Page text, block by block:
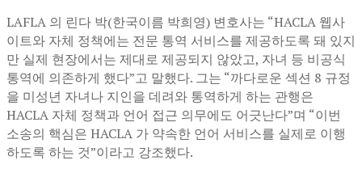
LAFLA 의 린다 박(한국이름 박희영) 변호사는 “HACLA 웹사
이트와 자체 정책에는 전문 통역 서비스를 제공하도록 돼 있지
만 실제 현장에서는 제대로 제공되지 않았고, 자녀 등 비공식
통역에 의존하게 했다”고 말했다. 그는 “까다로운 섹션 8 규정
을 미성년 자녀나 지인을 데려와 통역하게 하는 관행은
HACLA 자체 정책과 언어 접근 의무에도 어긋난다”며 “이번
소송의 핵심은 HACLA 가 약속한 언어 서비스를 실제로 이행
하도록 하는 것”이라고 강조했다.